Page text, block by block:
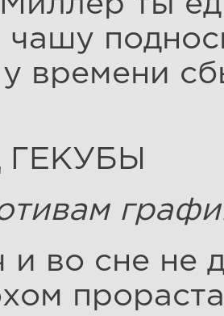
чашу
у времени
ГЕКУБЫ
и во сне не